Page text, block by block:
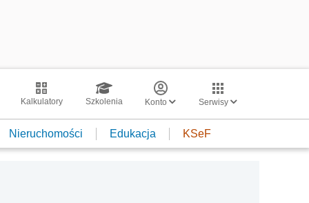
Kalkulatory Szkolenia Konto Serwisy
Nieruchomości Edukacja KSeF